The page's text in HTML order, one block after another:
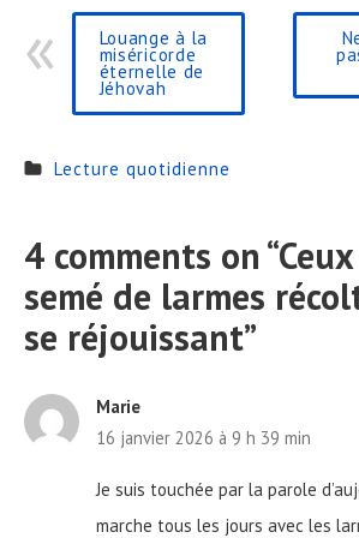
Louange à la
miséricorde
éternelle de
Jéhovah
Lecture quotidienne
4 comments on “
semé de larmes
se réjouissant”
Marie
16 janvier 2026 à 9 h 39 min
Je suis touchée par la parole
marche tous les jours avec les